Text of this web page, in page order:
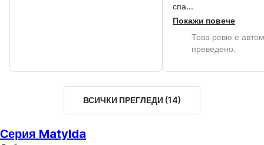
спа...
Покажи повече
Това ревю е
преведено.
ВСИЧКИ ПРЕГЛЕДИ (14)
Серия Matylda